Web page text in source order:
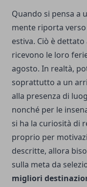
Quando si pensa a
mente riporta verso
estiva. Ciò è
ricevono le loro
agosto. In realtà,
soprattutto a un
alla presenza di
nonché per le
si ha la curiosità di
proprio per
descritte, allora
sulla meta da
migliori